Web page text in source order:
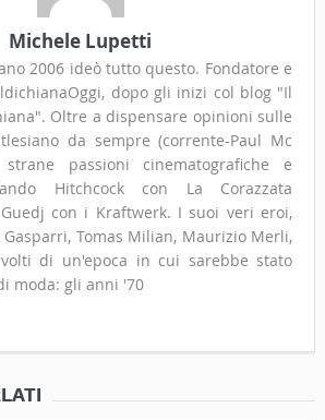
Michele Lupetti
2006 ideò tutto questo. Fondatore e
dopo gli inizi col blog "Il
Oltre a dispensare opinioni sulle
da sempre (corrente-Paul Mc
strane passioni cinematografiche e
Hitchcock con La Corazzata
con i Kraftwerk. I suoi veri eroi,
Gasparri, Tomas Milian, Maurizio Merli,
di un'epoca in cui sarebbe stato
moda: gli anni '70